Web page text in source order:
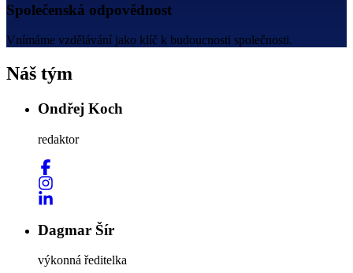
Společenská odpovědnost
Vnímáme vzdělávání jako klíč k budoucnosti společnosti.
Náš tým
Ondřej Koch
redaktor
Dagmar Šír
výkonná ředitelka